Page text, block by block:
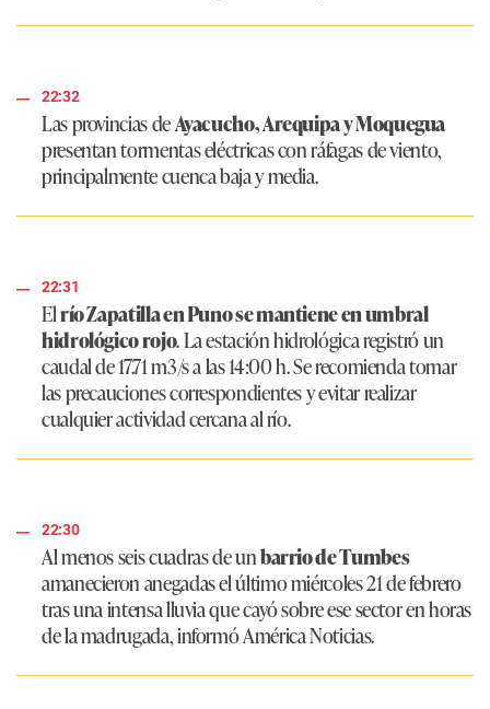
22:32
Las provincias deAyacucho, Arequipa y Moquegua
presentan tormentas eléctricas con ráfagas de viento,
principalmente cuenca baja y media.
22:31
Elrío Zapatilla en Puno se mantiene en umbral
hidrológico rojo. La estación hidrológica registró un
caudal de 17.71 m3/s a las 14:00 h. Se recomienda tomar
las precauciones correspondientes y evitar realizar
cualquier actividad cercana al río.
22:30
Al menos seis cuadras de unbarrio de Tumbes
amanecieron anegadas el último miércoles 21 de febrero
tras una intensa lluvia que cayó sobre ese sector en horas
de la madrugada, informó América Noticias.